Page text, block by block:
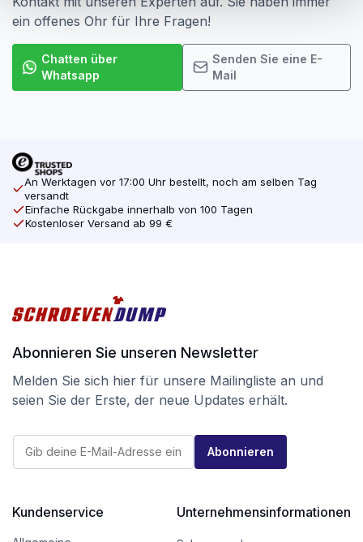
ein offenes Ohr für Ihre Fragen!
Chatten über
Whatsapp
Senden Sie eine E-
Mail
An Werktagen vor 17:00 Uhr bestellt, noch am selben Tag
versandt
Einfache Rückgabe innerhalb von 100 Tagen
Kostenloser Versand ab 99 €
Abonnieren Sie unseren Newsletter
Melden Sie sich hier für unsere Mailingliste an und
seien Sie der Erste, der neue Updates erhält.
a
*
E
M
l
Abonnieren
Kundenservice Unternehmensinformationen